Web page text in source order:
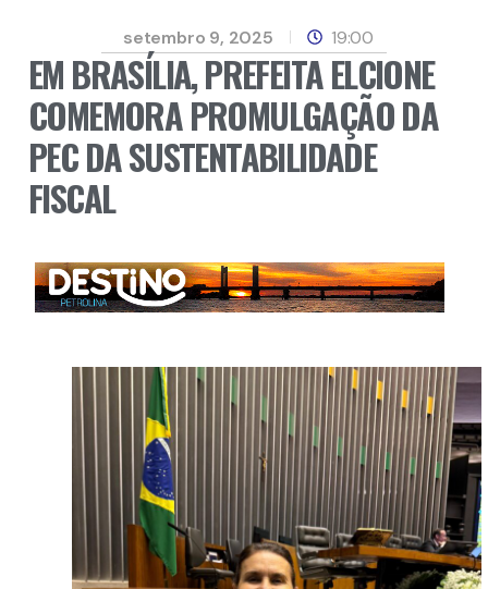
setembro 9, 2025 19:00
EM BRASÍLIA, PREFEITA ELCIONE
COMEMORA PROMULGAÇÃO DA
PEC DA SUSTENTABILIDADE
FISCAL